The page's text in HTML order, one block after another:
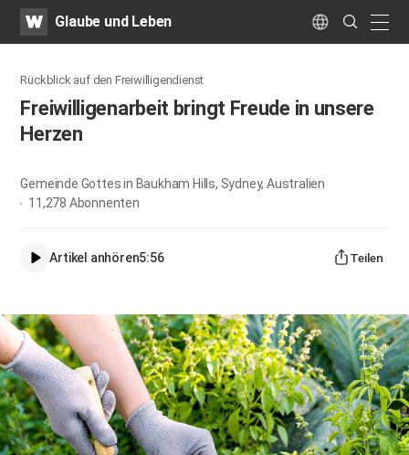
WATVGlaube und Leben Language
Search
Submit
Rückblick auf den Freiwilligendienst
Freiwilligenarbeit bringt Freude in unsere
Herzen
Gemeinde Gottes in Baukham Hills, Sydney, Australien
11,278 Abonnenten
Artikel anhören5:56 Teilen